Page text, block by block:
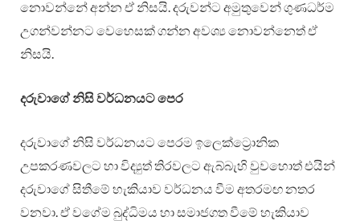
නොවන්නේ අන්න ඒ නිසයි. දරුවන්ට අමුතුවෙන් ගුණධර්ම
උගන්වන්නට වෙහෙසක් ගන්න අවශ්‍ය නොවන්නෙත් ඒ
නිසයි.
දරුවාගේ නිසි වර්ධනයට පෙර
දරුවාගේ නිසි වර්ධනයට පෙරම ඉලෙක්ට්‍රොනික
උපකරණවලට හා විද්‍යුත් තිරවලට ඇබ්බැහි වුවහොත් එයින්
දරුවාගේ සිතීමේ හැකියාව වර්ධනය වීම අතරමඟ නතර
වනවා. ඒ වගේම බුද්ධිමය හා සමාජගත වීමේ හැකියාව